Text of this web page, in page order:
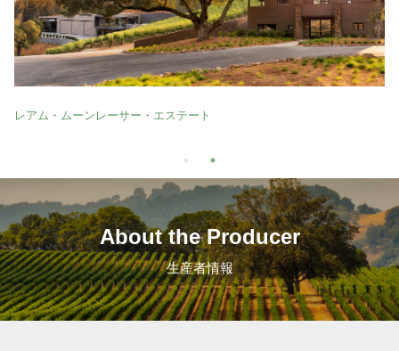
レアム・ムーンレーサー・エステート
About the Producer
生産者情報